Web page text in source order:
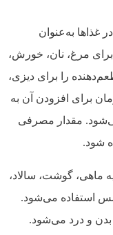
غذاها به‌عنوان
برای مرغ، نان، خورش،
را برای دیزی،
برای افزودن آن به
مقدار مصرفی
شود.
ماهی، گوشت، سالاد،
استفاده می‌شود.
و درد می‌شود.